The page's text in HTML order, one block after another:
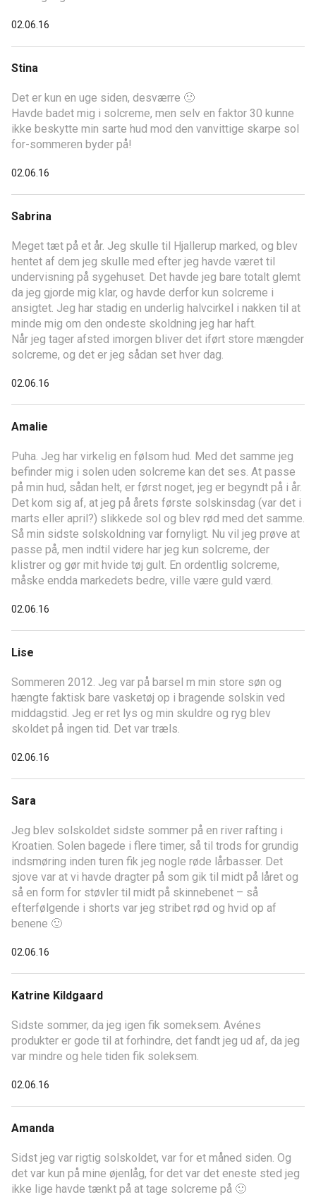
02.06.16
Stina
Det er kun en uge siden, desværre 🙁
Havde badet mig i solcreme, men selv en faktor 30 kunne
ikke beskytte min sarte hud mod den vanvittige skarpe sol
for-sommeren byder på!
02.06.16
Sabrina
Meget tæt på et år. Jeg skulle til Hjallerup marked, og blev
hentet af dem jeg skulle med efter jeg havde været til
undervisning på sygehuset. Det havde jeg bare totalt glemt
da jeg gjorde mig klar, og havde derfor kun solcreme i
ansigtet. Jeg har stadig en underlig halvcirkel i nakken til at
minde mig om den ondeste skoldning jeg har haft.
Når jeg tager afsted imorgen bliver det iført store mængder
solcreme, og det er jeg sådan set hver dag.
02.06.16
Amalie
Puha. Jeg har virkelig en følsom hud. Med det samme jeg
befinder mig i solen uden solcreme kan det ses. At passe
på min hud, sådan helt, er først noget, jeg er begyndt på i år.
Det kom sig af, at jeg på årets første solskinsdag (var det i
marts eller april?) slikkede sol og blev rød med det samme.
Så min sidste solskoldning var fornyligt. Nu vil jeg prøve at
passe på, men indtil videre har jeg kun solcreme, der
klistrer og gør mit hvide tøj gult. En ordentlig solcreme,
måske endda markedets bedre, ville være guld værd.
02.06.16
Lise
Sommeren 2012. Jeg var på barsel m min store søn og
hængte faktisk bare vasketøj op i bragende solskin ved
middagstid. Jeg er ret lys og min skuldre og ryg blev
skoldet på ingen tid. Det var træls.
02.06.16
Sara
Jeg blev solskoldet sidste sommer på en river rafting i
Kroatien. Solen bagede i flere timer, så til trods for grundig
indsmøring inden turen fik jeg nogle røde lårbasser. Det
sjove var at vi havde dragter på som gik til midt på låret og
så en form for støvler til midt på skinnebenet – så
efterfølgende i shorts var jeg stribet rød og hvid op af
benene 🙂
02.06.16
Katrine Kildgaard
Sidste sommer, da jeg igen fik someksem. Avénes
produkter er gode til at forhindre, det fandt jeg ud af, da jeg
var mindre og hele tiden fik soleksem.
02.06.16
Amanda
Sidst jeg var rigtig solskoldet, var for et måned siden. Og
det var kun på mine øjenlåg, for det var det eneste sted jeg
ikke lige havde tænkt på at tage solcreme på 🙂